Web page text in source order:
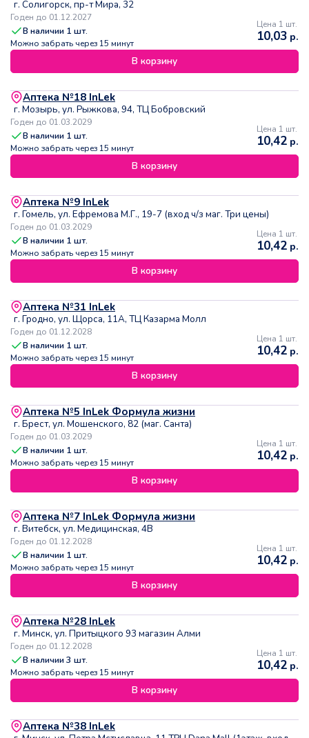
г. Солигорск, пр-т Мира, 32
Годен до 01.12.2027
В наличии 1 шт.
Можно забрать через 15 минут
Цена 1 шт.
10,03 р.
В корзину
Аптека №18 InLek
г. Мозырь, ул. Рыжкова, 94, ТЦ Бобровский
Годен до 01.03.2029
В наличии 1 шт.
Можно забрать через 15 минут
Цена 1 шт.
10,42 р.
В корзину
Аптека №9 InLek
г. Гомель, ул. Ефремова М.Г., 19-7 (вход ч/з маг. Три цены)
Годен до 01.03.2029
В наличии 1 шт.
Можно забрать через 15 минут
Цена 1 шт.
10,42 р.
В корзину
Аптека №31 InLek
г. Гродно, ул. Щорса, 11А, ТЦ Казарма Молл
Годен до 01.12.2028
В наличии 1 шт.
Можно забрать через 15 минут
Цена 1 шт.
10,42 р.
В корзину
Аптека №5 InLek Формула жизни
г. Брест, ул. Мошенского, 82 (маг. Санта)
Годен до 01.03.2029
В наличии 1 шт.
Можно забрать через 15 минут
Цена 1 шт.
10,42 р.
В корзину
Аптека №7 InLek Формула жизни
г. Витебск, ул. Медицинская, 4В
Годен до 01.12.2028
В наличии 1 шт.
Можно забрать через 15 минут
Цена 1 шт.
10,42 р.
В корзину
Аптека №28 InLek
г. Минск, ул. Притыцкого 93 магазин Алми
Годен до 01.12.2028
В наличии3 шт.
Можно забрать через 15 минут
Цена 1 шт.
10,42 р.
В корзину
Аптека №38 InLek